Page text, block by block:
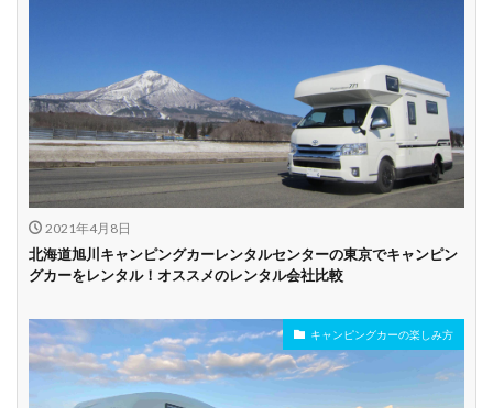
駅配車あり 多言語対応 年末年始営業
配車サービスあり
マイカー預かりあ
り
カード支払い可
ビジネス利用 カップル向き ファミリー向き
貸し出しオプショ
ン充実
新車多数あり
2021年4月8日
北海道旭川キャンピングカーレンタルセンターの東京でキャンピン
グカーをレンタル！オススメのレンタル会社比較
キャンピングカーの楽しみ方